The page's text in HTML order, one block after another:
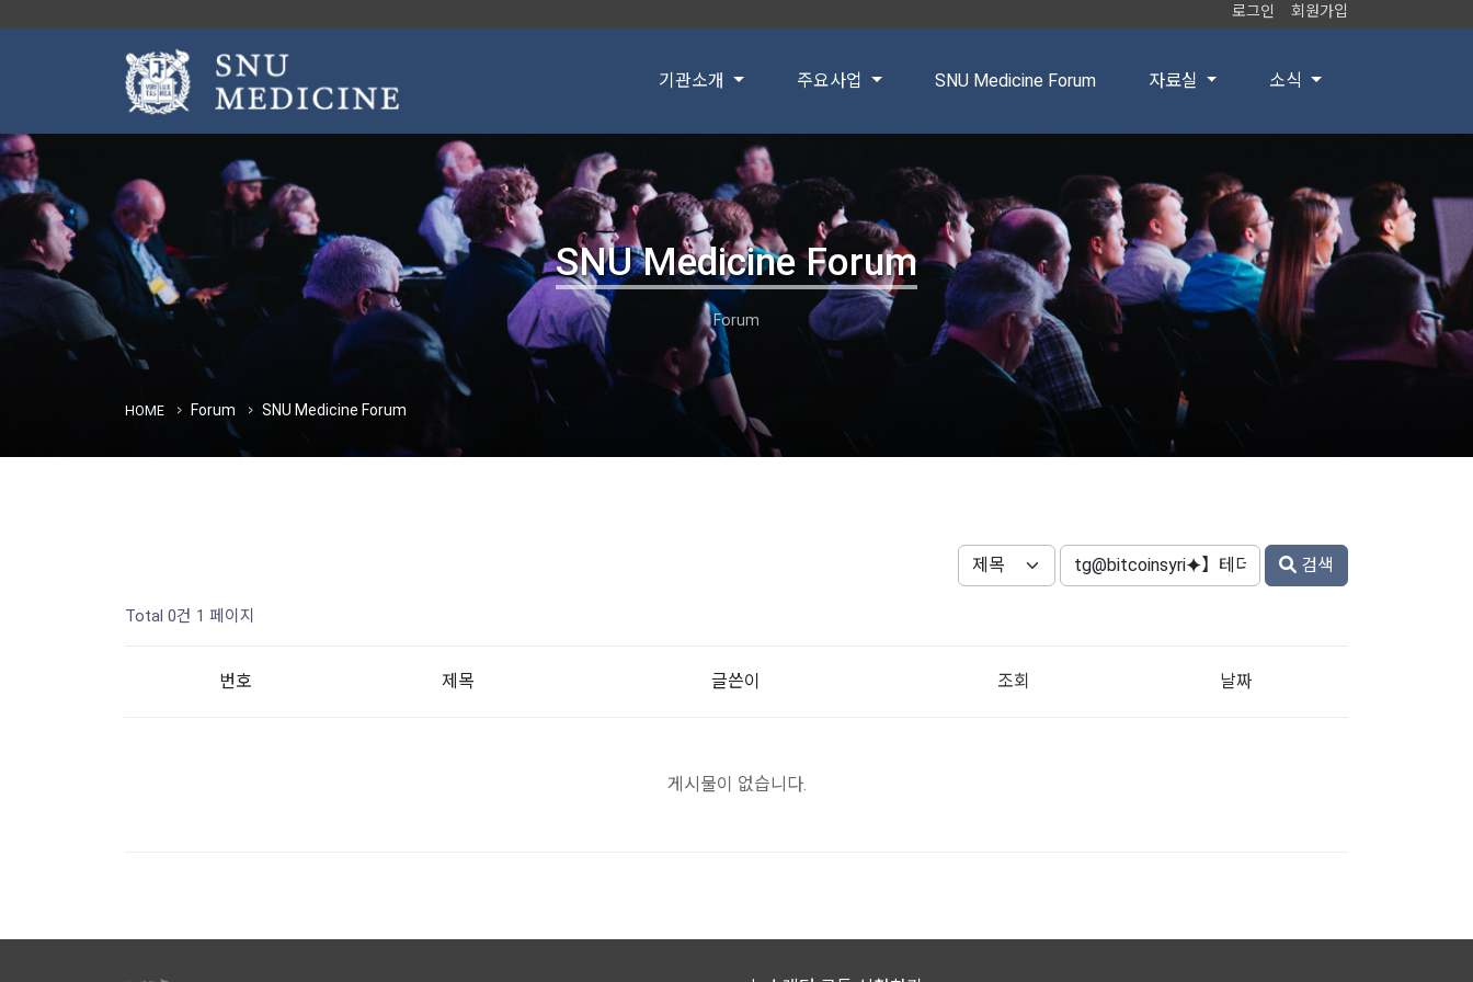
로그인 회원가입
기관소개 주요사업 SNU Medicine Forum 자료실 소식
SNU Medicine Forum
HOME Forum SNU Medicine Forum
검색
Total 0건 1 페이지
번호 제목 글쓴이 조회 날짜
게시물이 없습니다.